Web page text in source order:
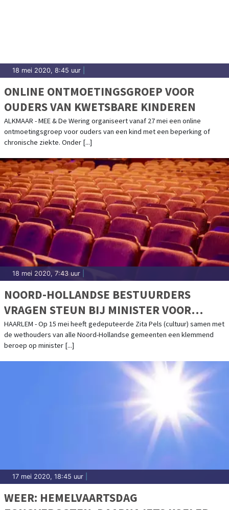
18 mei 2020, 8:45 uur
ONLINE ONTMOETINGSGROEP VOOR
OUDERS VAN KWETSBARE KINDEREN
ALKMAAR - MEE & De Wering organiseert vanaf 27 mei een online
ontmoetingsgroep voor ouders van een kind met een beperking of
chronische ziekte. Onder [...]
18 mei 2020, 7:43 uur
NOORD-HOLLANDSE BESTUURDERS
VRAGEN STEUN BIJ MINISTER VOOR
REGIONALE CULTUUR
HAARLEM - Op 15 mei heeft gedeputeerde Zita Pels (cultuur) samen met
de wethouders van alle Noord-Hollandse gemeenten een klemmend
beroep op minister [...]
17 mei 2020, 18:45 uur
WEER: HEMELVAARTSDAG